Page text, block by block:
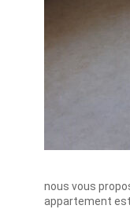
nous vous
appartement